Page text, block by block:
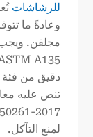
للرشاشات
وعادةً ما
مجلفن. ويجب
لمنع التآكل.